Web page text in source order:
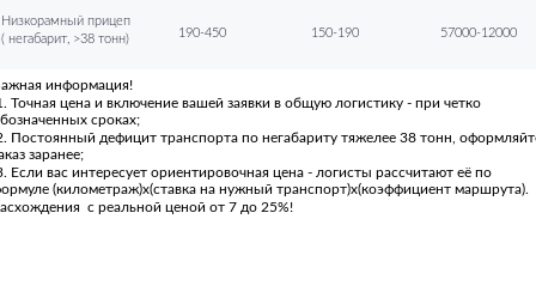
Низкорамный прицеп
( негабарит, >38 тонн)
190-450 150-190 57000-12000
информация!
Точная цена и включение вашей заявки в общую логистику - при четко
сроках;
Постоянный дефицит транспорта по негабариту тяжелее 38 тонн,
заранее;
Если вас интересует ориентировочная цена - логисты рассчитают её по
(километраж)х(ставка на нужный транспорт)х(коэффициент маршрута).
с реальной ценой от 7 до 25%!